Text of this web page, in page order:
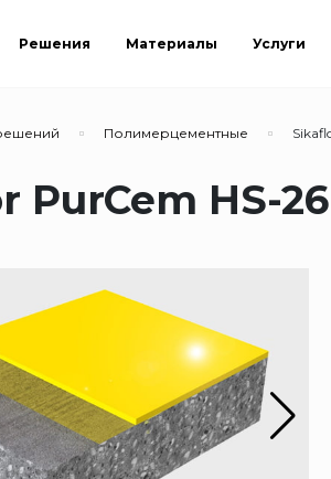
Решения Материалы Услуги
Полимерцементные
PurCem HS-